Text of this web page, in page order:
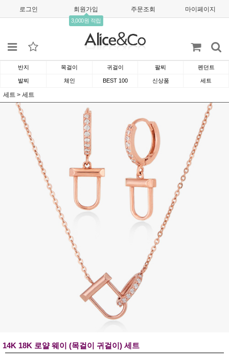
로그인 회원가입
3,000원 적립
주문조회 마이페이지
반지 목걸이 귀걸이 팔찌 펜던트
발찌 체인 BEST 100 신상품 세트
세트 > 세트
14K 18K 로얄 웨이 (목걸이 귀걸이) 세트